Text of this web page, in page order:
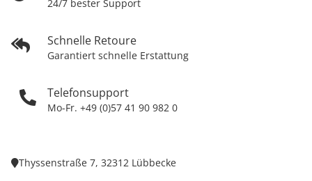
24/7 bester Support
Schnelle Retoure
Garantiert schnelle Erstattung
Telefonsupport
Mo-Fr. +49 (0)57 41 90 982 0
Thyssenstraße 7, 32312 Lübbecke